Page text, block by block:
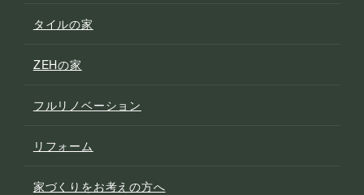
タイルの家
ZEHの家
フルリノベーション
リフォーム
家づくりをお考えの方へ